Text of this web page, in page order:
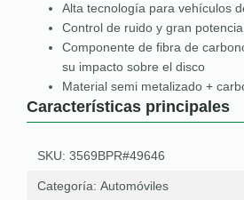
Alta tecnología para vehículos
Control de ruido y gran potencia
Componente de fibra de
su impacto sobre el disco
Material semi metalizado +
Características principales
SKU: 3569BPR#49646
Categoría: Automóviles